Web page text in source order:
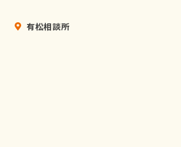
先は、次の通りです。
有松相談所